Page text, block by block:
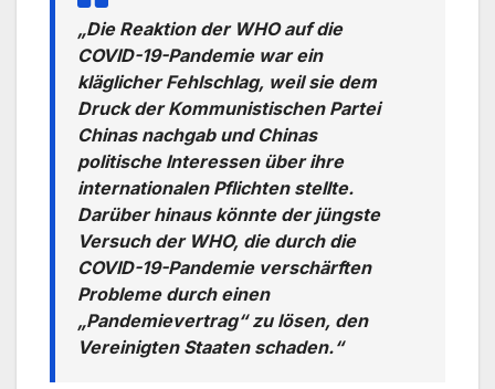
„Die Reaktion der WHO auf die
COVID-19-Pandemie war ein
kläglicher Fehlschlag, weil sie dem
Druck der Kommunistischen Partei
Chinas nachgab und Chinas
politische Interessen über ihre
internationalen Pflichten stellte.
Darüber hinaus könnte der jüngste
Versuch der WHO, die durch die
COVID-19-Pandemie verschärften
Probleme durch einen
„Pandemievertrag“ zu lösen, den
Vereinigten Staaten schaden.“